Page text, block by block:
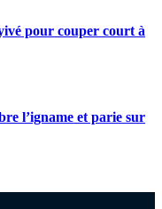
pour couper court à
l’igname et parie sur